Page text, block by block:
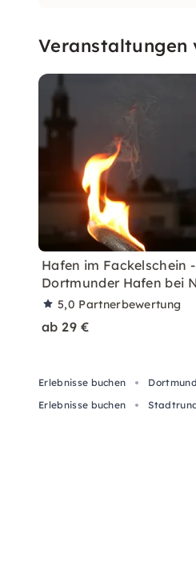
Veranstaltungen
Hafen im Fackelschein
Dortmunder Hafen bei
5,0 Partnerbewertung
ab 29 €
Erlebnisse buchen Dortmund
Erlebnisse buchen